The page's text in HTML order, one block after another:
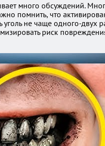
много обсуждений.
помнить, что
уголь не чаще одного-
риск